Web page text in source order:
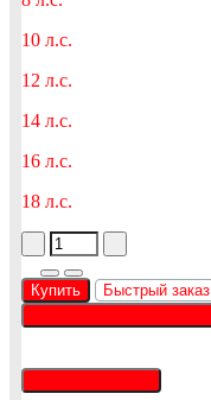
10 л.с.
12 л.с.
14 л.с.
16 л.с.
18 л.с.
Купить
Быстрый заказ